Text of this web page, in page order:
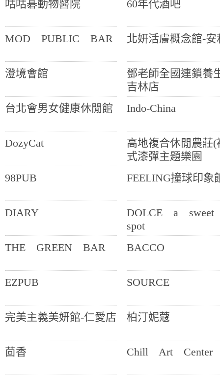
咕咕碁動物醫院 60年代酒吧
MOD PUBLIC BAR 北妍活膚概念館-安
澄境會館
鄧老師全國連鎖養
吉林店
台北會男女健康休閒館
Indo-China
DozyCat
高地複合休閒農莊(
式漆彈主題樂園
98PUB
FEELING撞球印象
DIARY
DOLCE a
spot
THE GREEN BAR
BACCO
EZPUB SOURCE
完美主義美妍館-仁愛店 柏汀妮蔻
茴香 Chill Art Center